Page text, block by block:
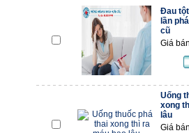
Đau
lần
cũ
Giá
Uống
xong
lâu
Giá